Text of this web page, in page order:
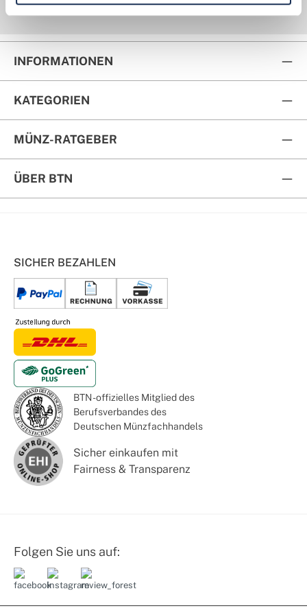
Kauf auf Rechnung
INFORMATIONEN
KATEGORIEN
MÜNZ-RATGEBER
ÜBER BTN
SICHER BEZAHLEN
BTN - offizielles Mitglied des
Berufsverbandes des
Deutschen Münzfachhandels
Sicher einkaufen mit
Fairness & Transparenz
Folgen Sie uns auf: